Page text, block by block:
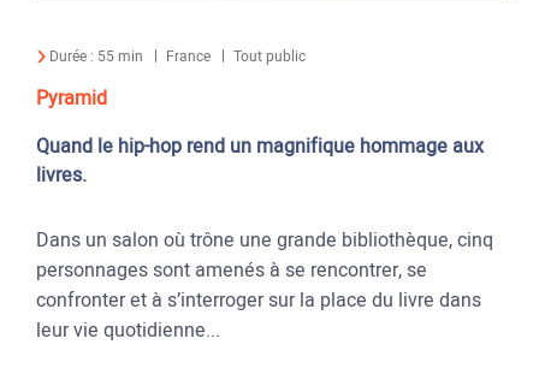
Durée : 55 min France Tout public
Pyramid
Quand le hip-hop rend un magnifique hommage aux
livres.
Dans un salon où trône une grande bibliothèque, cinq
personnages sont amenés à se rencontrer, se
confronter et à s’interroger sur la place du livre dans
leur vie quotidienne...